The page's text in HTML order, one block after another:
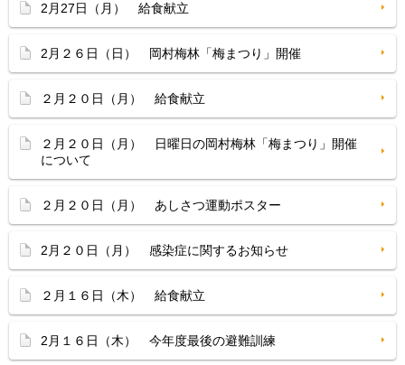
2月27日（月） 給食献立
2月２６日（日） 岡村梅林「梅まつり」開催
２月２０日（月） 給食献立
２月２０日（月） 日曜日の岡村梅林「梅まつり」開催
について
２月２０日（月） あしさつ運動ポスター
2月２０日（月） 感染症に関するお知らせ
２月１６日（木） 給食献立
2月１６日（木） 今年度最後の避難訓練